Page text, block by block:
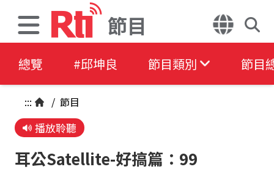
節目
總覽 #邱坤良 節目類別 節目
::: / 節目
播放聆聽
耳公Satellite-好搞篇：99